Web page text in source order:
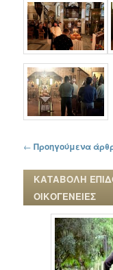
Πλοήγηση στα
← Προηγούμενα
ΚΑΤΑΒΟΛΗ
ΟΙΚΟΓΕΝΕΙΕΣ